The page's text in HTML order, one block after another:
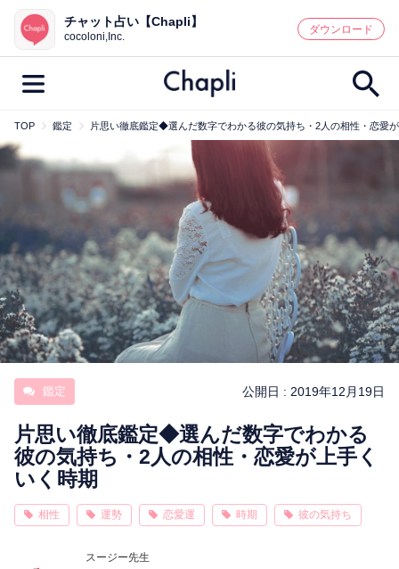
鑑定記事・占い師検索
人気記事一覧
カテゴリー別
鑑定 占い師 キャンペーン
キーワード別
彼の気持ち 恋の行方 時期
今週の運勢 彼氏 片思い 結婚
相性
チャット占い【Chapli】
cocoloni,Inc.
ダウンロード
TOP 鑑定 片思い徹底鑑定◆選んだ数字でわかる彼の気持ち・2人の相性・恋愛
鑑定 公開日 : 2019年12月19日
片思い徹底鑑定◆選んだ数字でわかる
彼の気持ち・2人の相性・恋愛が上手く
いく時期
相性 運勢 恋愛運 時期 彼の気持ち
スージー先生